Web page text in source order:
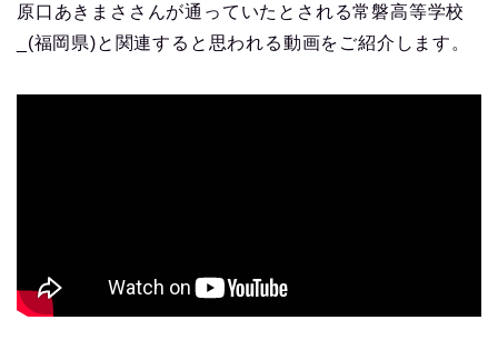
原口あきまささんが通っていたとされる常磐高等学校
_(福岡県)と関連すると思われる動画をご紹介します。